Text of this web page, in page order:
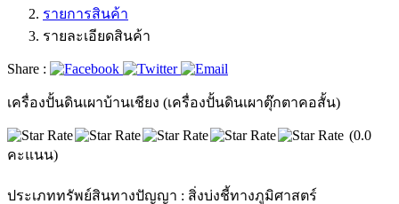
รายการสินค้า
รายละเอียดสินค้า
Share :
เครื่องปั้นดินเผาบ้านเชียง (เครื่องปั้นดินเผาตุ๊กตาคอสั้น)
(0.0
คะแนน)
ประเภททรัพย์สินทางปัญญา : สิ่งบ่งชี้ทางภูมิศาสตร์